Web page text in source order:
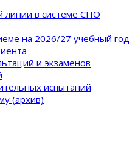
линии в системе СПО
на 2026/27 учебный год
и экзаменов
испытаний
(архив)